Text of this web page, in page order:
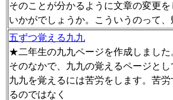
そのことが分かるように文章の変更を
いかがでしょうか。こういうのって
五ずつ覚える九九
★二年生の九九ページを作成しました
そのなかで、九九の覚えるページと
九九を覚えるには苦労をします。苦
るのではなく